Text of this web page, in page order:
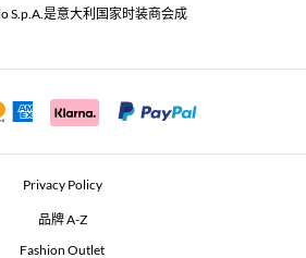
S.p.A.是意大利国家时装商会成
Privacy Policy
品牌 A-Z
Fashion Outlet